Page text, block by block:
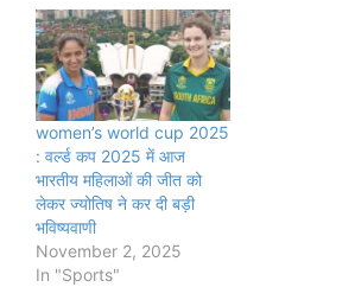
women’s world cup 2025
: वर्ल्ड कप 2025 में आज
भारतीय महिलाओं की जीत को
लेकर ज्योतिष ने कर दी बड़ी
भविष्यवाणी
November 2, 2025
In "Sports"